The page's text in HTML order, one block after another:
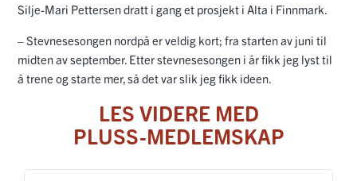
Silje-Mari Pettersen dratt i gang et prosjekt i Alta i Finnmark.
– Stevnesesongen nordpå er veldig kort; fra starten av juni til
midten av september. Etter stevnesesongen i år fikk jeg lyst til
å trene og starte mer, så det var slik jeg fikk ideen.
LES VIDERE MED
PLUSS-MEDLEMSKAP